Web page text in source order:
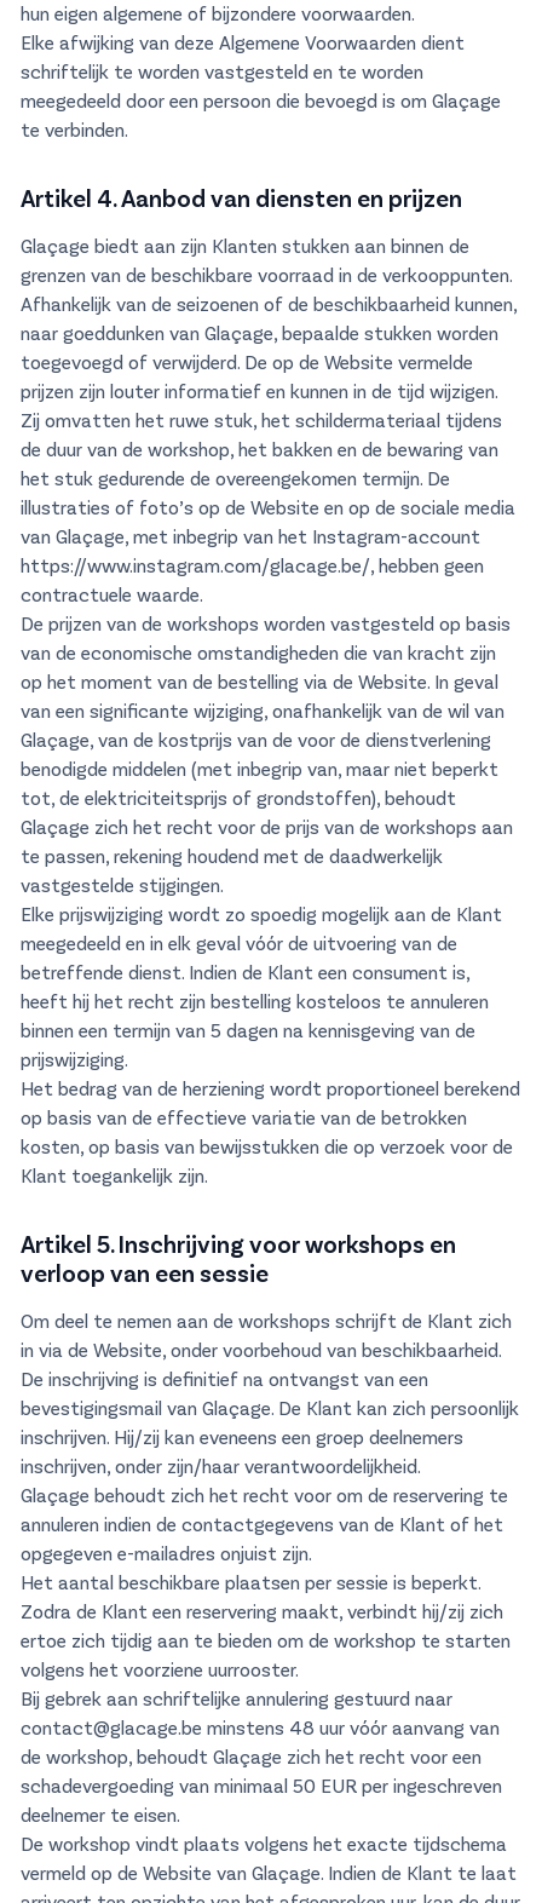
hun eigen algemene of bijzondere voorwaarden.
Elke afwijking van deze Algemene Voorwaarden dient
schriftelijk te worden vastgesteld en te worden
meegedeeld door een persoon die bevoegd is om Glaçage
te verbinden.
Artikel 4. Aanbod van diensten en prijzen
Glaçage biedt aan zijn Klanten stukken aan binnen de
grenzen van de beschikbare voorraad in de verkooppunten.
Afhankelijk van de seizoenen of de beschikbaarheid kunnen,
naar goeddunken van Glaçage, bepaalde stukken worden
toegevoegd of verwijderd. De op de Website vermelde
prijzen zijn louter informatief en kunnen in de tijd wijzigen.
Zij omvatten het ruwe stuk, het schildermateriaal tijdens
de duur van de workshop, het bakken en de bewaring van
het stuk gedurende de overeengekomen termijn. De
illustraties of foto’s op de Website en op de sociale media
van Glaçage, met inbegrip van het Instagram-account
https://www.instagram.com/glacage.be/, hebben geen
contractuele waarde.
De prijzen van de workshops worden vastgesteld op basis
van de economische omstandigheden die van kracht zijn
op het moment van de bestelling via de Website. In geval
van een significante wijziging, onafhankelijk van de wil van
Glaçage, van de kostprijs van de voor de dienstverlening
benodigde middelen (met inbegrip van, maar niet beperkt
tot, de elektriciteitsprijs of grondstoffen), behoudt
Glaçage zich het recht voor de prijs van de workshops aan
te passen, rekening houdend met de daadwerkelijk
vastgestelde stijgingen.
Elke prijswijziging wordt zo spoedig mogelijk aan de Klant
meegedeeld en in elk geval vóór de uitvoering van de
betreffende dienst. Indien de Klant een consument is,
heeft hij het recht zijn bestelling kosteloos te annuleren
binnen een termijn van 5 dagen na kennisgeving van de
prijswijziging.
Het bedrag van de herziening wordt proportioneel berekend
op basis van de effectieve variatie van de betrokken
kosten, op basis van bewijsstukken die op verzoek voor de
Klant toegankelijk zijn.
Artikel 5. Inschrijving voor workshops en
verloop van een sessie
Om deel te nemen aan de workshops schrijft de Klant zich
in via de Website, onder voorbehoud van beschikbaarheid.
De inschrijving is definitief na ontvangst van een
bevestigingsmail van Glaçage. De Klant kan zich persoonlijk
inschrijven. Hij/zij kan eveneens een groep deelnemers
inschrijven, onder zijn/haar verantwoordelijkheid.
Glaçage behoudt zich het recht voor om de reservering te
annuleren indien de contactgegevens van de Klant of het
opgegeven e-mailadres onjuist zijn.
Het aantal beschikbare plaatsen per sessie is beperkt.
Zodra de Klant een reservering maakt, verbindt hij/zij zich
ertoe zich tijdig aan te bieden om de workshop te starten
volgens het voorziene uurrooster.
Bij gebrek aan schriftelijke annulering gestuurd naar
contact@glacage.be minstens 48 uur vóór aanvang van
de workshop, behoudt Glaçage zich het recht voor een
schadevergoeding van minimaal 50 EUR per ingeschreven
deelnemer te eisen.
De workshop vindt plaats volgens het exacte tijdschema
vermeld op de Website van Glaçage. Indien de Klant te laat